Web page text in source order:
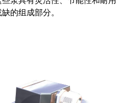
的组成部分。